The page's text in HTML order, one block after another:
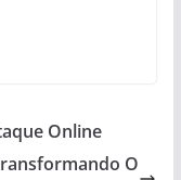
Online
O